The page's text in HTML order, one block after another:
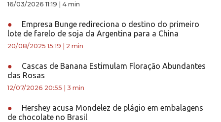
16/03/2026 11:19 4 min
●
Empresa Bunge redireciona o destino do primeiro
lote de farelo de soja da Argentina para a China
20/08/2025 15:19 2 min
●
Cascas de Banana Estimulam Floraçāo Abundantes
das Rosas
12/07/2026 20:55 3 min
●
Hershey acusa Mondelez de plágio em embalagens
de chocolate no Brasil